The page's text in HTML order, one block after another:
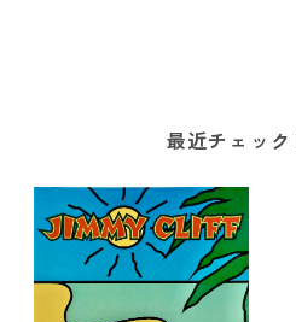
最近チェック